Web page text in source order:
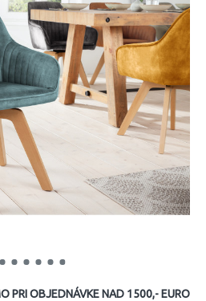
PRI OBJEDNÁVKE NAD 1500,- EURO